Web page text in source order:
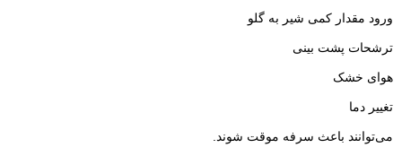
ورود مقدار کمی شیر به گلو
ترشحات پشت بینی
هوای خشک
تغییر دما
می‌توانند باعث سرفه موقت شوند.